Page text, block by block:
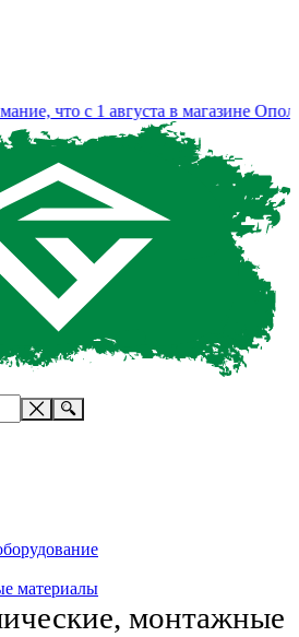
что с 1 августа в магазине
материалы
монтажные